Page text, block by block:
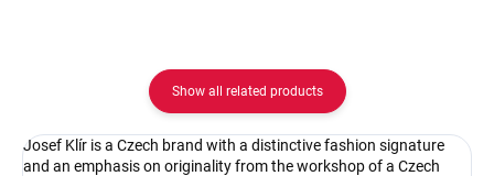
Show all related products
Josef Klír is a Czech brand with a distinctive fashion signature
and an emphasis on originality from the workshop of a Czech